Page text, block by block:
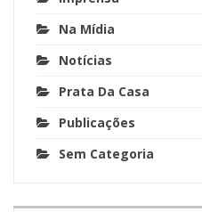
Na Mídia
Notícias
Prata Da Casa
Publicações
Sem Categoria